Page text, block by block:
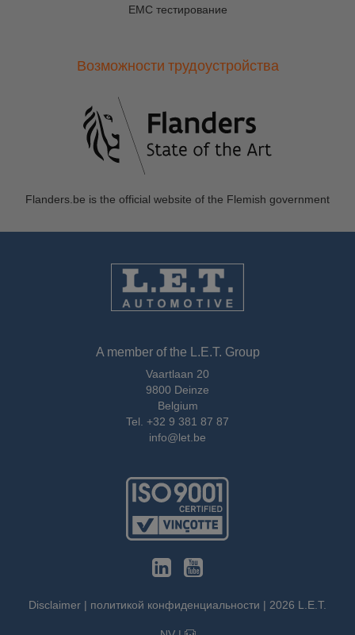
EMC тестирование
Возможности трудоустройства
Flanders.be is the official website of the Flemish government
A member of the L.E.T. Group
Vaartlaan 20
9800 Deinze
Belgium
Tel. +32 9 381 87 87
info@let.be
Disclaimer | политикой конфиденциальности | 2026 L.E.T.